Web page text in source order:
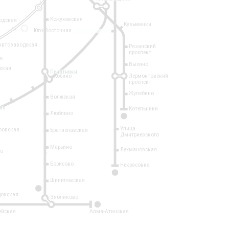
2
14
Кузьминки
Рязанский
проспект
Выхино
Лермонтовский
проспект
Жулебино
Котельники
Кожуховская
Печатники
Волжская
Люблино
Братиславская
Марьино
Борисово
Шипиловская
Зябликово
Алма-Атинская
Улица
Дмитриевского
Лухмановская
Некрасовка
Косино
Юго-Восточная